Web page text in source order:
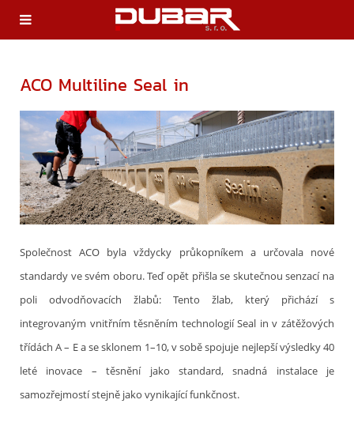
ACO Multiline Seal in
Společnost ACO byla vždycky průkopníkem a určovala nové
standardy ve svém oboru. Teď opět přišla se skutečnou senzací na
poli odvodňovacích žlabů: Tento žlab, který přichází s
integrovaným vnitřním těsněním technologií Seal in v zátěžových
třídách A – E a se sklonem 1–10, v sobě spojuje nejlepší výsledky 40
leté inovace – těsnění jako standard, snadná instalace je
samozřejmostí stejně jako vynikající funkčnost.